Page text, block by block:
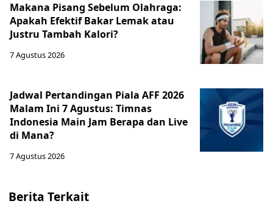
Makana Pisang Sebelum Olahraga:
Apakah Efektif Bakar Lemak atau
Justru Tambah Kalori?
7 Agustus 2026
Jadwal Pertandingan Piala AFF 2026
Malam Ini 7 Agustus: Timnas
Indonesia Main Jam Berapa dan Live
di Mana?
7 Agustus 2026
Berita Terkait